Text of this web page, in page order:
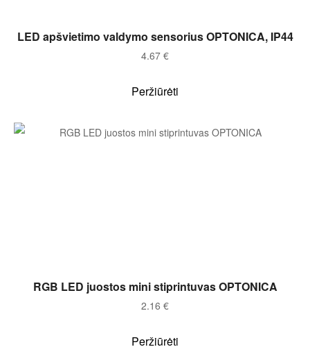
LED apšvietimo valdymo sensorius OPTONICA, IP44
4.67 €
Peržiūrėti
Į KREPŠELĮ
RGB LED juostos mini stiprintuvas OPTONICA
2.16 €
Peržiūrėti